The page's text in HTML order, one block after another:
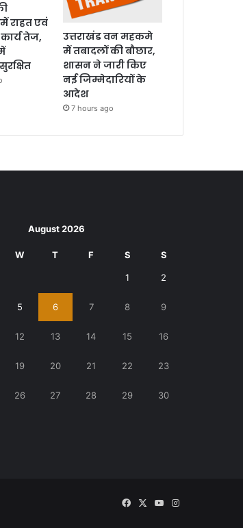
राहत एवं
कार्य तेज,
उत्तराखंड वन महकमे
में तबादलों की बौछार,
शासन ने जारी किए
नई जिम्मेदारियों के
आदेश
7 hours ago
August 2026
W T F S S
1 2
5 6 7 8 9
12 13 14 15 16
19 20 21 22 23
26 27 28 29 30
Facebook
X YouTubeInstagram